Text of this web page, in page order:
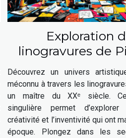
Exploration
linogravures de
une fenêtre sur
artistique
Découvrez un univers
méconnu à travers les
un maître du XXᵉ siècle.
singulière permet
créativité et l’inventivité qui ont
époque. Plongez dans les